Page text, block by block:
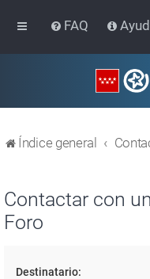
FAQ
Índice general
Contactar con
Foro
Destinatario: